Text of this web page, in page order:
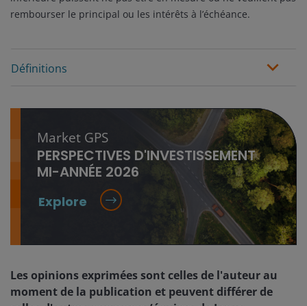
rembourser le principal ou les intérêts à l’échéance.
Définitions
Market GPS
PERSPECTIVES D'INVESTISSEMENT
MI-ANNÉE 2026
Explore
Les opinions exprimées sont celles de l'auteur au
moment de la publication et peuvent différer de